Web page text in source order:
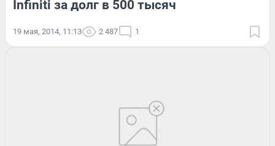
Infiniti за долг в 500 тысяч
19 мая, 2014, 11:13 2 487 1